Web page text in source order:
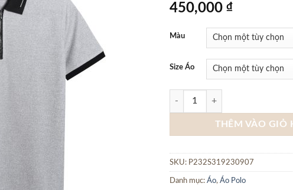
450,000 ₫
Màu
Size Áo
POLO SHIRT WITH ZIP CF số
THÊM VÀO GIỎ
SKU: P232S319230907
Danh mục: Áo, Áo Polo